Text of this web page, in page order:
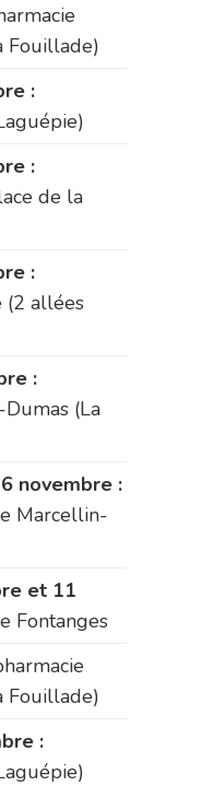
Fouillade)
:
:
de la
:
(2 allées
:
(La
novembre :
Marcellin-
et 11
Fontanges
Fouillade)
: